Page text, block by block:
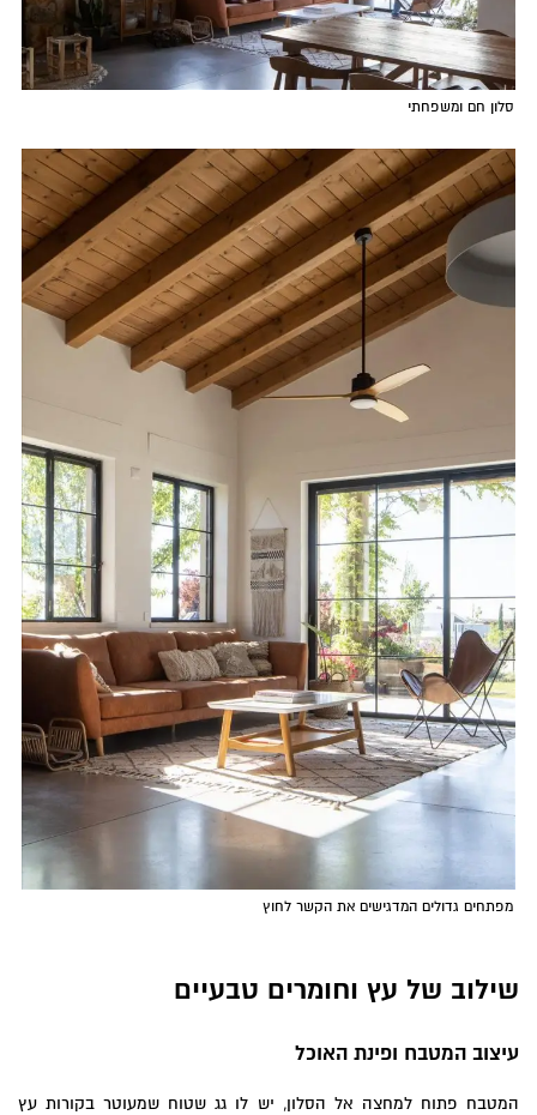
סלון חם ומשפחתי
מפתחים גדולים המדגישים את הקשר לחוץ
שילוב של עץ וחומרים טבעיים
עיצוב המטבח ופינת האוכל
המטבח פתוח למחצה אל הסלון, יש לו גג שטוח שמעוטר בקורות עץ